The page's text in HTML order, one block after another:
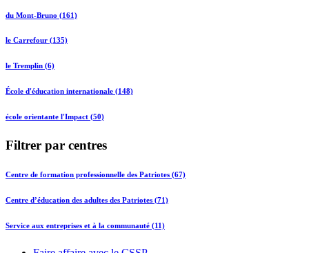
du Mont-Bruno (161)
le Carrefour (135)
le Tremplin (6)
École d'éducation internationale (148)
école orientante l'Impact (50)
Filtrer par centres
Centre de formation professionnelle des Patriotes (67)
Centre d’éducation des adultes des Patriotes (71)
Service aux entreprises et à la communauté (11)